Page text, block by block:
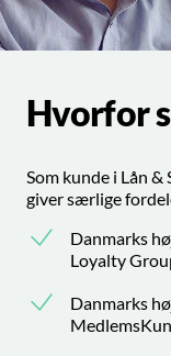
Hvorfor
Som kunde i Lån
giver særlige
Danmarks
Loyalty
Danmarks